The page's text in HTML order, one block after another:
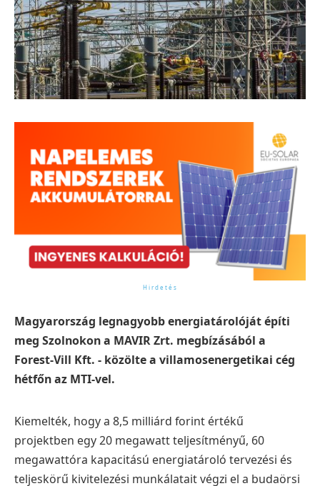
Magyarország legnagyobb energiatárolóját építi
meg Szolnokon a MAVIR Zrt. megbízásából a
Forest-Vill Kft. - közölte a villamosenergetikai cég
hétfőn az MTI-vel.
Kiemelték, hogy a 8,5 milliárd forint értékű
projektben egy 20 megawatt teljesítményű, 60
megawattóra kapacitású energiatároló tervezési és
teljeskörű kivitelezési munkálatait végzi el a budaörsi